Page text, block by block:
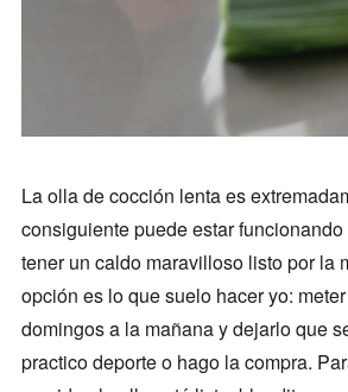
La olla de cocción lenta es
consiguiente puede estar
tener un caldo maravilloso listo por la
opción es lo que suelo hacer yo:
domingos a la mañana y dejarlo que
practico deporte o hago la compra.